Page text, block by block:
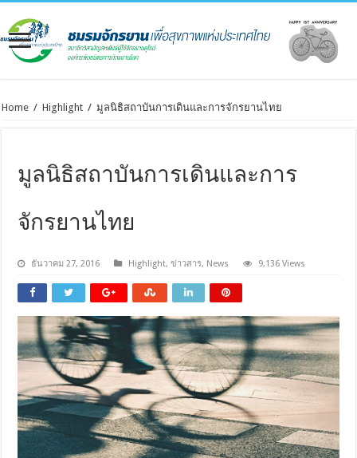
Home / Highlight / มูลนิธิสถาบันการเดินและการจักรยานไทย
มูลนิธิสถาบันการเดินและการ
จักรยานไทย
ธันวาคม 27, 2016 Highlight,ข่าวสาร, News 9,136 Views